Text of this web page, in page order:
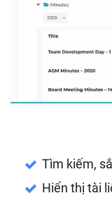
Tìm kiếm,
Hiển thị tài